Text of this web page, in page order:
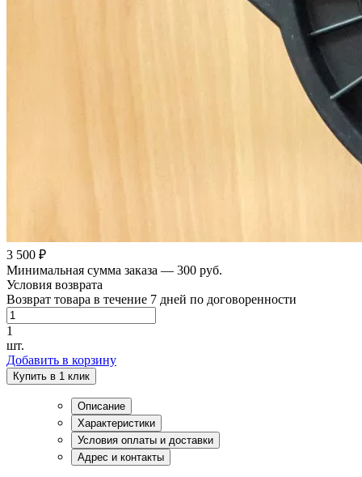
3 500 ₽
Минимальная сумма заказа — 300 руб.
Условия возврата
Возврат товара в течение 7 дней по договоренности
1
шт.
Добавить в корзину
Купить в 1 клик
Описание
Характеристики
Условия оплаты и доставки
Адрес и контакты